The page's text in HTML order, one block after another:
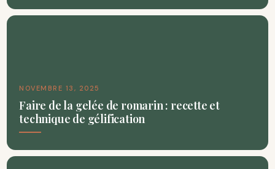
NOVEMBRE 13, 2025
Faire de la gelée de romarin : recette et
technique de gélification